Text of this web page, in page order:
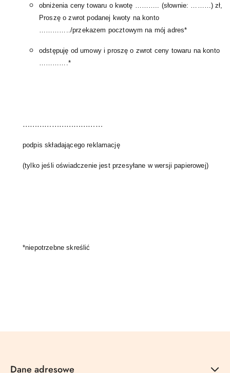
obniżenia ceny towaru o kwotę ……….. (słownie: ………) zł,
Proszę o zwrot podanej kwoty na konto
…………../przekazem pocztowym na mój adres*
odstępuję od umowy i proszę o zwrot ceny towaru na konto
………….*
……………………………
podpis składającego reklamację
(tylko jeśli oświadczenie jest przesyłane w wersji papierowej)
*niepotrzebne skreślić
Dane adresowe